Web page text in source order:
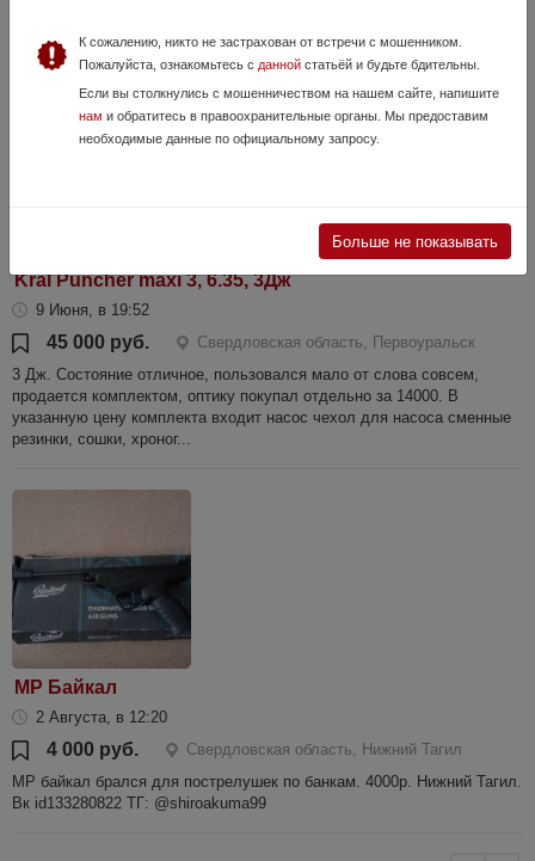
Kral Puncher maxi 3, 6.35, 3Дж
9 Июня, в 19:52
45 000 руб.
Свердловская область, Первоуральск
3 Дж. Состояние отличное, пользовался мало от слова совсем,
продается комплектом, оптику покупал отдельно за 14000. В
указанную цену комплекта входит насос чехол для насоса сменные
резинки, сошки, хроног...
МР Байкал
2 Августа, в 12:20
4 000 руб.
Свердловская область, Нижний Тагил
МР байкал брался для пострелушек по банкам. 4000р. Нижний Тагил.
Вк id133280822 ТГ: @shiroakuma99
К сожалению, никто не застрахован от встречи с мошенником.
Пожалуйста, ознакомьтесь с даннойстатьёй и будьте бдительны.
Если вы столкнулись с мошенничеством на нашем сайте, напишите
нам и обратитесь в правоохранительные органы. Мы предоставим
необходимые данные по официальному запросу.
Больше не показывать